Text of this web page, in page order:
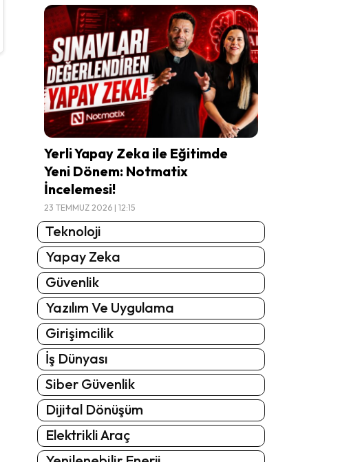
Yerli Yapay Zeka ile Eğitimde
Yeni Dönem: Notmatix
İncelemesi!
23 TEMMUZ 2026 | 12:15
Teknoloji
Yapay Zeka
Güvenlik
Yazılım Ve Uygulama
Girişimcilik
İş Dünyası
Siber Güvenlik
Dijital Dönüşüm
Elektrikli Araç